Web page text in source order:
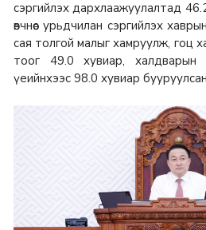
сэргийлэх дархлаажуулалтад
өвчнөөс урьдчилан сэргийлэх
сая толгой малыг хамруулж, гоц
тоог 49.0 хувиар, халдварын
үеийнхээс 98.0 хувиар